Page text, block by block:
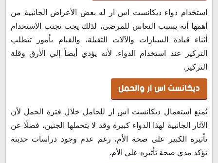
استخدام دواء ديكانست اس ار له بعض الأعراض الجانبية من
أهمها أنه يسبب النعاس للمرضى، لذلك يجب تجنب الاستخدام
أثناء قيادة السيارات والآلات الثقيلة، والقيام بأمور تتطلب
التركيز عند استخدام الدواء. لأنه يؤدي أيضاً إلي الأرق وقلة
التركيز.
ديكانست اس ار والحمل
يُمنع استعمال ديكانست اس ار للحامل خلال فترة الحمل لأن
الآثار الجانبية لهذا الدواء كبيرة وقد لا يتحملها الجنين، فضلًا عن
تأثيره الكبير على صحة الأم، رغم عدم وجود دراسات حديثة
تؤكد مدي صحة تأثيره علي الأم.